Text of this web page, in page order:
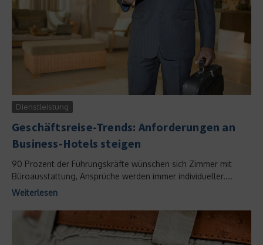
Dienstleistung
Geschäftsreise-Trends: Anforderungen an
Business-Hotels steigen
90 Prozent der Führungskräfte wünschen sich Zimmer mit
Büroausstattung, Ansprüche werden immer individueller....
Weiterlesen